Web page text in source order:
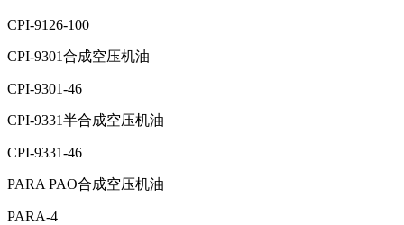
CPI-9126-100
CPI-9301合成空压机油
CPI-9301-46
CPI-9331半合成空压机油
CPI-9331-46
PARA PAO合成空压机油
PARA-4